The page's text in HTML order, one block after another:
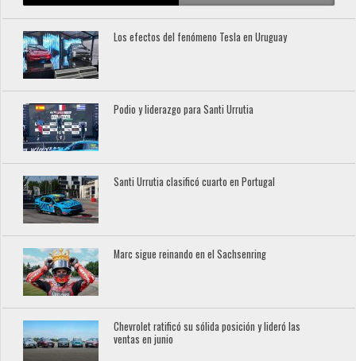
Los efectos del fenómeno Tesla en Uruguay
Podio y liderazgo para Santi Urrutia
Santi Urrutia clasificó cuarto en Portugal
Marc sigue reinando en el Sachsenring
Chevrolet ratificó su sólida posición y lideró las
ventas en junio